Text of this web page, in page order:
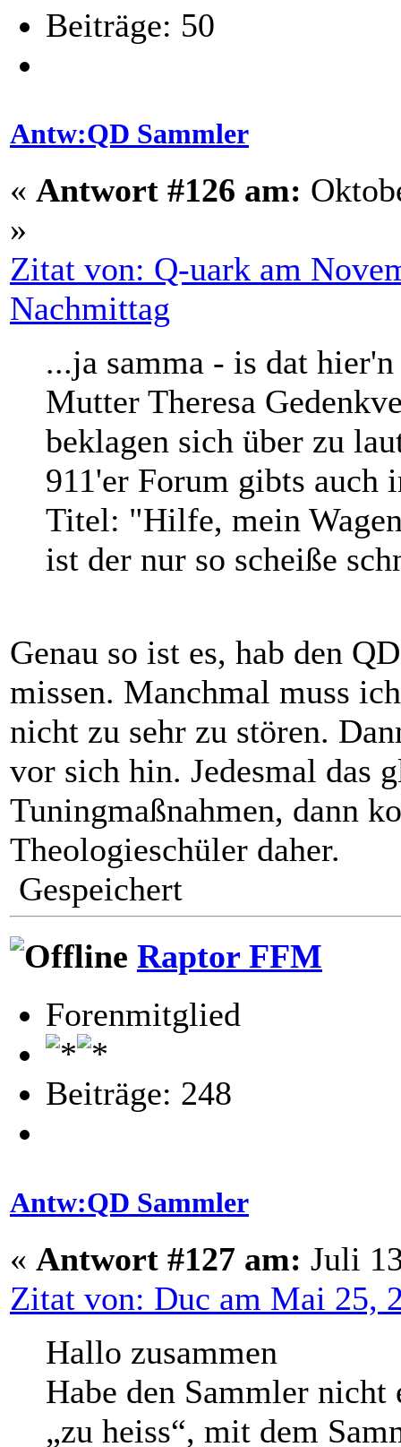
Beiträge: 50
Antw:QD Sammler
« Antwort #126 am:
»
Zitat von: Q-uark am
Nachmittag
...ja samma - is dat
Mutter Theresa
beklagen sich über zu
911'er Forum gibts auch
Titel: "Hilfe, mein
ist der nur so scheiße
Genau so ist es, hab den
missen. Manchmal muss
nicht zu sehr zu stören.
vor sich hin. Jedesmal das
Tuningmaßnahmen, dann
Theologieschüler daher.
Gespeichert
Raptor FFM
Forenmitglied
Beiträge: 248
Antw:QD Sammler
« Antwort #127 am: Juli
Zitat von: Duc am Mai 25,
Hallo zusammen
Habe den Sammler
„zu heiss“, mit dem